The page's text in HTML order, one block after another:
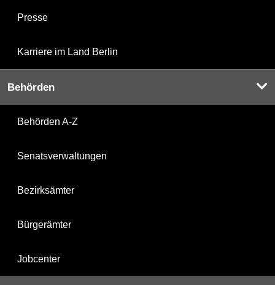
Presse
Karriere im Land Berlin
Behörden
Behörden A-Z
Senatsverwaltungen
Bezirksämter
Bürgerämter
Jobcenter